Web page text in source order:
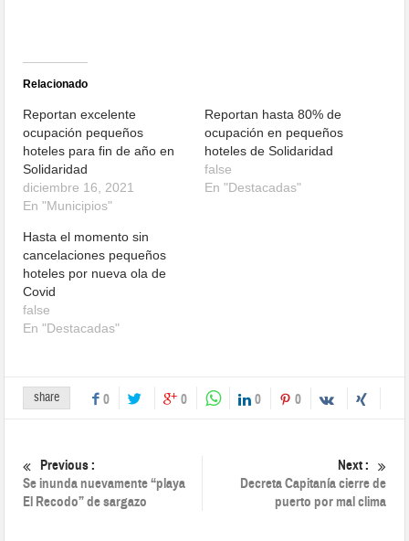
Relacionado
Reportan excelente
ocupación pequeños
hoteles para fin de año en
Solidaridad
diciembre 16, 2021
En "Municipios"
Reportan hasta 80% de
ocupación en pequeños
hoteles de Solidaridad
false
En "Destacadas"
Hasta el momento sin
cancelaciones pequeños
hoteles por nueva ola de
Covid
false
En "Destacadas"
share 0 0 0 0
Previous :
Se inunda nuevamente “playa
El Recodo” de sargazo
Next :
Decreta Capitanía cierre de
puerto por mal clima